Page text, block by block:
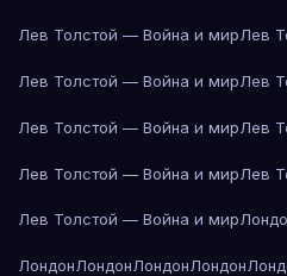
Лев Толстой — Война и мирЛев
Лев Толстой — Война и мирЛев
Лев Толстой — Война и мирЛев
Лев Толстой — Война и мирЛев
Лев Толстой — Война и мир
ЛондонЛондонЛондонЛондон